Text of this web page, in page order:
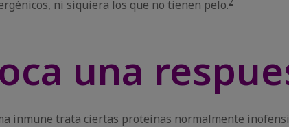
ni siquiera los que no tienen pelo.
una
inmune trata ciertas proteínas normalmente